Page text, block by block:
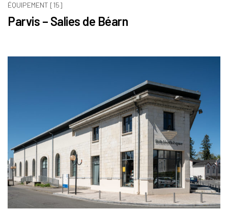
ÉQUIPEMENT [15]
Parvis – Salies de Béarn